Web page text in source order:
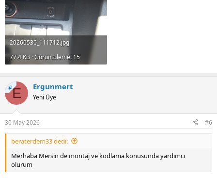
20260530_111712.jpg
77.4 KB · Görüntüleme: 15
KSE Ergunmert
Yeni Üye
30 May 2026 #6
beraterdem33 dedi:
Merhaba Mersin de montaj ve kodlama konusunda yardımcı
olurum